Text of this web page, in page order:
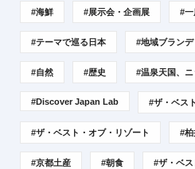
#海鮮 #展示会・企画展 #一
#テーマで巡る日本 #地域ブラン
#自然 #歴史 #温泉天国、ニ
#Discover Japan Lab #ザ・ベス
#ザ・ベスト・オブ・リゾート #柏
#京都土産 #朝食 #ザ・ベス